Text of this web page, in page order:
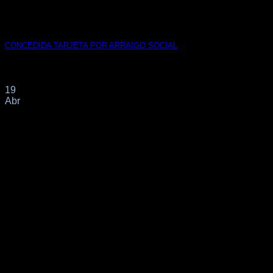
CONCEDIDA TARJETA POR ARRAIGO SOCIAL
19
Abr